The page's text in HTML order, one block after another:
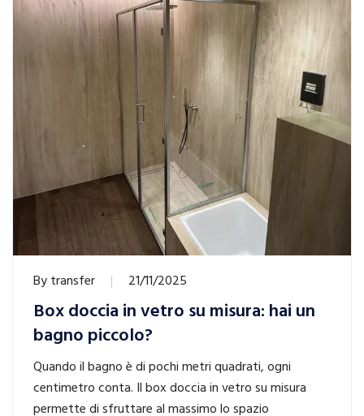
Bytransfer 21/11/2025
Box doccia in vetro su misura: hai un
bagno piccolo?
Quando il bagno è di pochi metri quadrati, ogni
centimetro conta. Il box doccia in vetro su misura
permette di sfruttare al massimo lo spazio